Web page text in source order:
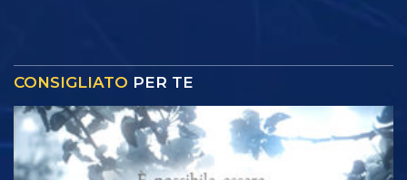
CONSIGLIATO PER TE